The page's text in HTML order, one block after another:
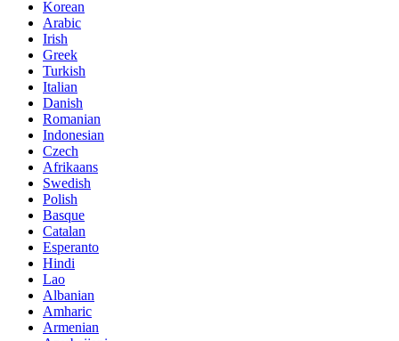
Korean
Arabic
Irish
Greek
Turkish
Italian
Danish
Romanian
Indonesian
Czech
Afrikaans
Swedish
Polish
Basque
Catalan
Esperanto
Hindi
Lao
Albanian
Amharic
Armenian